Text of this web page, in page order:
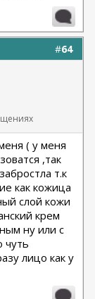
#64
( у меня
,так
т.к
как кожица
слой кожи
крем
ну или с
чуть
лицо как у